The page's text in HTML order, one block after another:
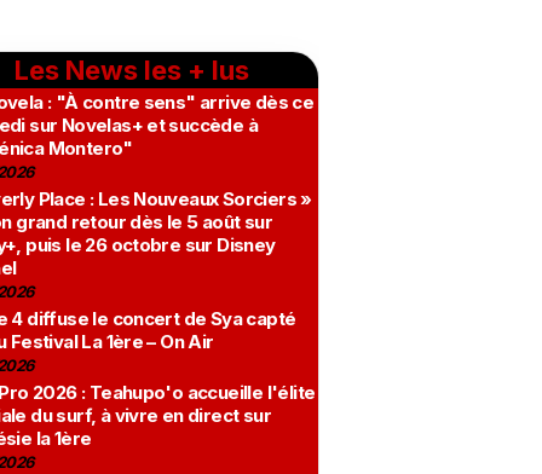
Les News les + lus
: "À contre sens" arrive dès ce
sur Novelas+ et succède à
Montero"
Place : Les Nouveaux Sorciers »
grand retour dès le 5 août sur
puis le 26 octobre sur Disney
4 diffuse le concert de Sya capté
Festival La 1ère – On Air
2026 : Teahupo'o accueille l'élite
du surf, à vivre en direct sur
la 1ère